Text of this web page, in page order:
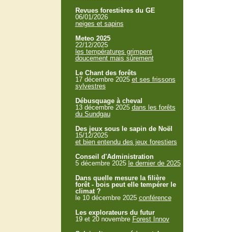
Revues forestières du GE
06/01/2026
neiges et sapins
Meteo 2025
22/12/2025
les températures grimpent
doucement mais sûrement
Le Chant des forêts
17 décembre 2025 et ses frissons
sylvestres
Débusquage à cheval
13 décembre 2025 dans les forêts
du Sundgau
Des jeux sous le sapin de Noël
15/12/2025
et bien entendu des jeux forestiers
Conseil d'Administration
5 décembre 2025 le dernier de 2025
Dans quelle mesure la filière
forêt - bois peut elle tempérer le
climat ?
le 10 décembre 2025 conférence
Les explorateurs du futur
19 et 20 novembre Forest Innov